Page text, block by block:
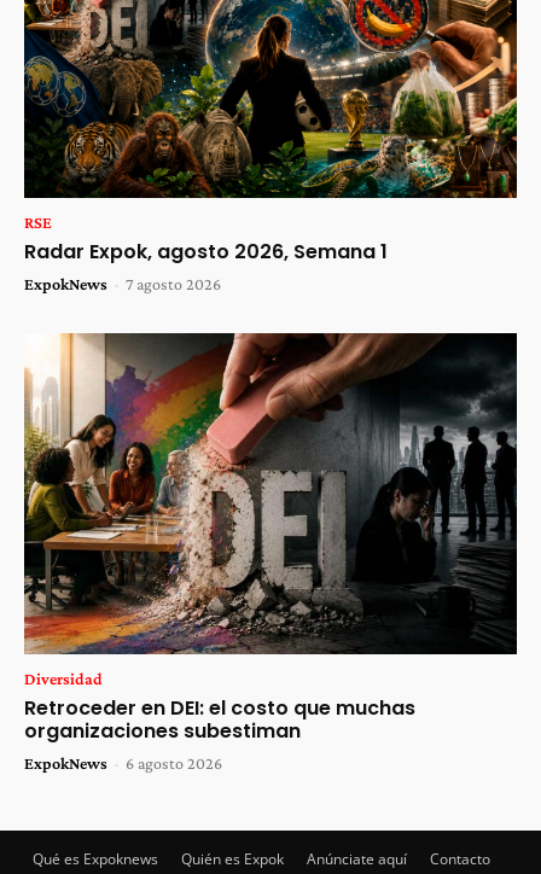
RSE
Radar Expok, agosto 2026, Semana 1
ExpokNews - 7 agosto 2026
Diversidad
Retroceder en DEI: el costo que muchas
organizaciones subestiman
ExpokNews - 6 agosto 2026
Qué es Expoknews Quién es Expok Anúnciate aquí
Contacto